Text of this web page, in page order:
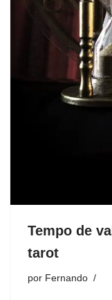
Tempo de
tarot
por Fernando